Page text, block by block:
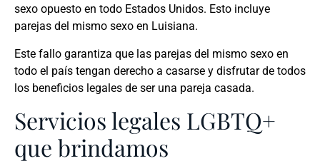
sexo opuesto en todo Estados Unidos. Esto incluye
parejas del mismo sexo en Luisiana.
Este fallo garantiza que las parejas del mismo sexo en
todo el país tengan derecho a casarse y disfrutar de todos
los beneficios legales de ser una pareja casada.
Servicios legales LGBTQ+
que brindamos